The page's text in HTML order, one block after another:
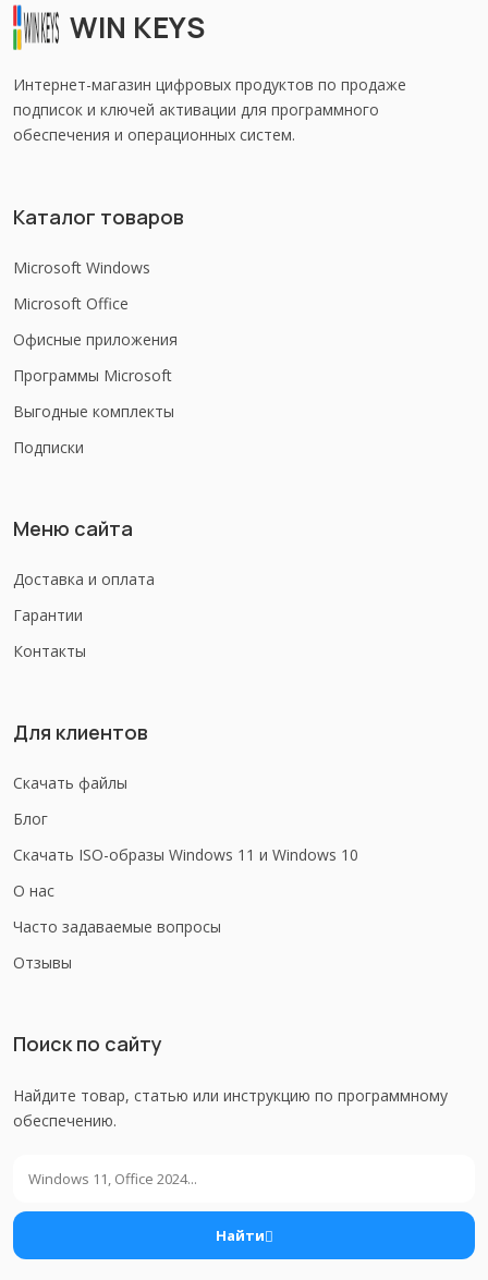
WIN KEYS
Интернет-магазин цифровых продуктов по продаже
подписок и ключей активации для программного
обеспечения и операционных систем.
Каталог товаров
Microsoft Windows
Microsoft Office
Офисные приложения
Программы Microsoft
Выгодные комплекты
Подписки
Меню сайта
Доставка и оплата
Гарантии
Контакты
Для клиентов
Скачать файлы
Блог
Скачать ISO-образы Windows 11 и Windows 10
О нас
Часто задаваемые вопросы
Отзывы
Поиск по сайту
Найдите товар, статью или инструкцию по программному
обеспечению.
Найти